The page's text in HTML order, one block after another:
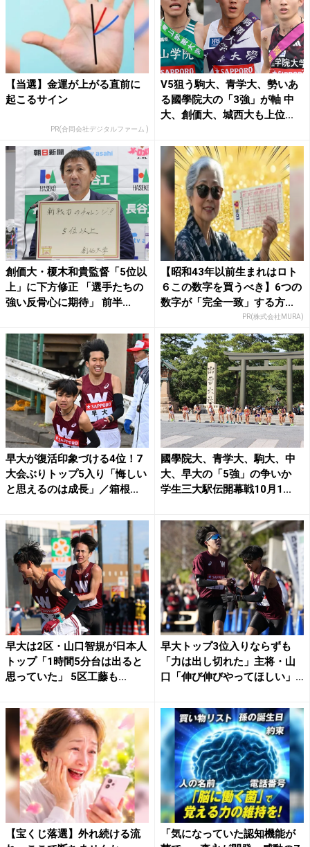
【当選】金運が上がる直前に
起こるサイン
PR(合同会社デジタルファーム )
V5狙う駒大、青学大、勢いあ
る國學院大の「3強」が軸 中
大、創価大、城西大も上位...
創価大・榎木和貴監督「5位以
上」に下方修正 「選手たちの
強い反骨心に期待」 前半...
【昭和43年以前生まれはロト
６この数字を買うべき】6つの
数字が「完全一致」する方...
PR(株式会社MURA)
早大が復活印象づける4位！7
大会ぶりトップ5入り「悔しい
と思えるのは成長」／箱根...
國學院大、青学大、駒大、中
大、早大の「5強」の争いか
学生三大駅伝開幕戦10月1...
早大は2区・山口智規が日本人
トップ「1時間5分台は出ると
思っていた」 5区工藤も...
早大トップ3位入りならずも
「力は出し切れた」主将・山
口「伸び伸びやってほしい」
【宝くじ落選】外れ続ける流
「気になっていた認知機能が